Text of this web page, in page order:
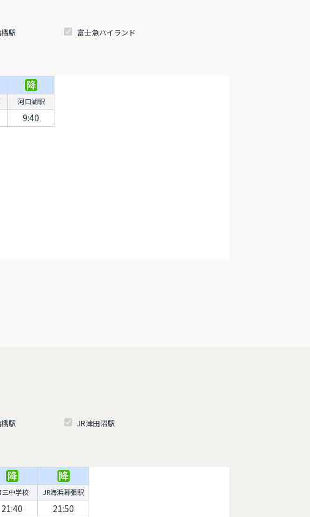
駅
富士急ハイランド
河口湖駅
9:40
駅
JR津田沼駅
三中学校 JR海浜幕張駅
21:40 21:50